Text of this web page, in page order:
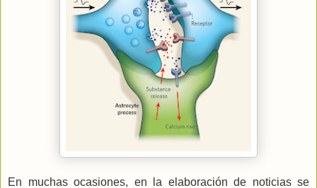
En muchas ocasiones, en la elaboración de noticias se